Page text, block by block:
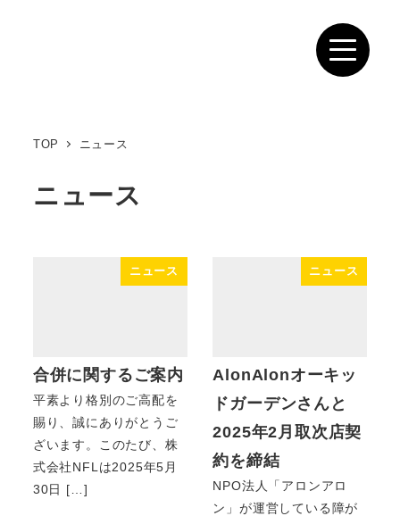
TOP ニュース
ニュース
ニュース
合併に関するご案内
平素より格別のご高配を
賜り、誠にありがとうご
ざいます。このたび、株
式会社NFLは2025年5月
30日 […]
ニュース
AlonAlonオーキッ
ドガーデンさんと
2025年2月取次店契
約を締結
NPO法人「アロンアロ
ン」が運営している障が